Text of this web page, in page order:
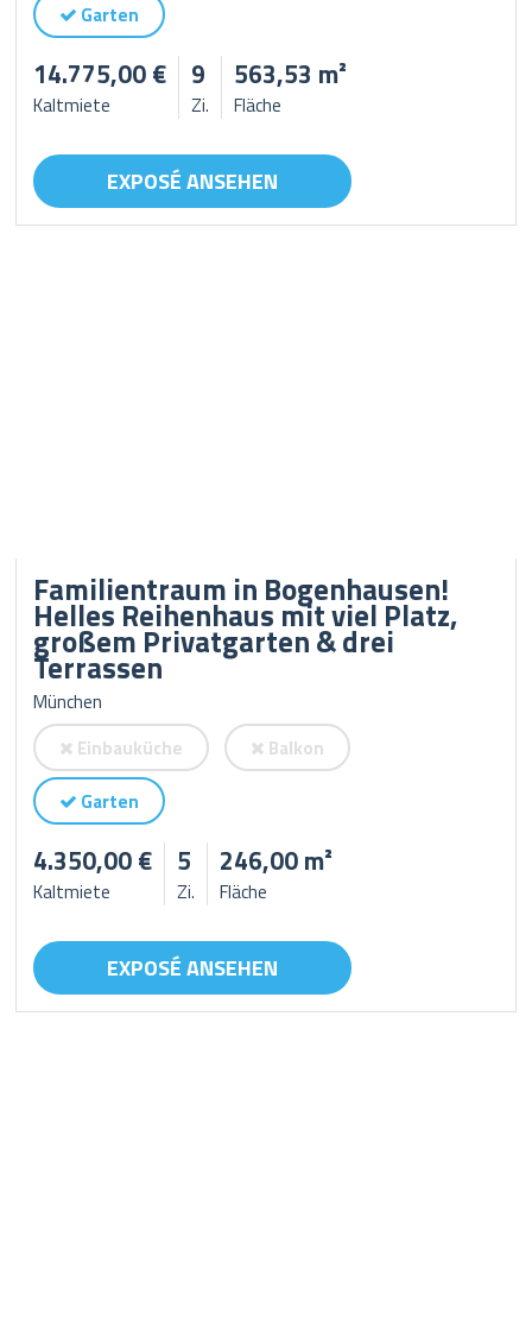
Garten
14.775,00 €
Kaltmiete
9
Zi.
563,53 m²
Fläche
EXPOSÉ ANSEHEN
Familientraum in Bogenhausen!
Helles Reihenhaus mit viel Platz,
großem Privatgarten & drei
Terrassen
München
Einbauküche
Balkon
Garten
4.350,00 €
Kaltmiete
5
Zi.
246,00 m²
Fläche
EXPOSÉ ANSEHEN